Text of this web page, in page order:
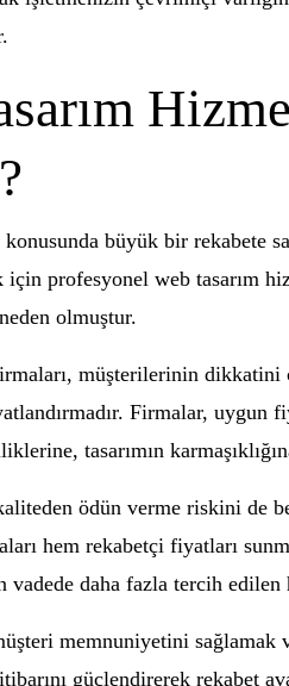
büyük bir rekabete
profesyonel web tasarım
olmuştur.
müşterilerinin
Firmalar, uygun
tasarımın
ödün verme riskini
hem rekabetçi fiyatları
daha fazla tercih edilen
memnuniyetini
güçlendirerek rekabet